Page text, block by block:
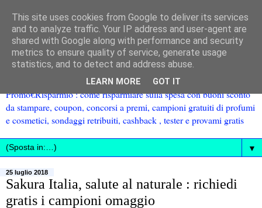
Promo€Risparmio : come risparmiare sulla spesa con buoni sconto
da stampare, coupon, concorsi a premi, campioni gratuiti di profumi
e cosmetici, sondaggi retribuiti, cashback , tester e provami gratis
▼
25 luglio 2018
Sakura Italia, salute al naturale : richiedi
gratis i campioni omaggio
This site uses cookies from Google to deliver its services
and to analyze traffic. Your IP address and user-agent are
shared with Google along with performance and security
metrics to ensure quality of service, generate usage
statistics, and to detect and address abuse.
LEARN MORE GOT IT